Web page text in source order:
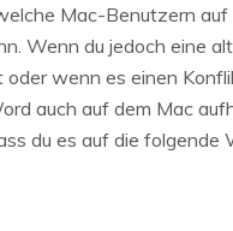
Mac-Benutzern auf
Wenn du jedoch eine
wenn es einen
auch auf dem Mac
du es auf die folgende